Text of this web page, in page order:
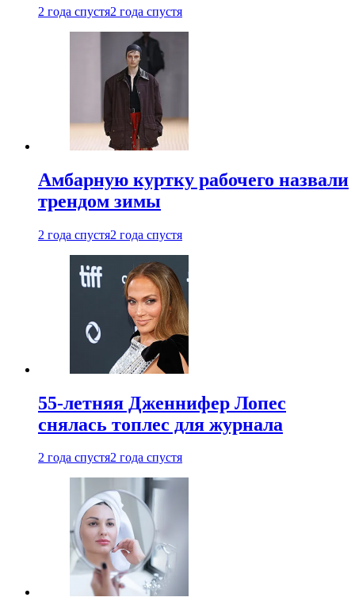
2 года спустя2 года спустя
Амбарную куртку рабочего назвали
трендом зимы
2 года спустя2 года спустя
55-летняя Дженнифер Лопес
снялась топлес для журнала
2 года спустя2 года спустя